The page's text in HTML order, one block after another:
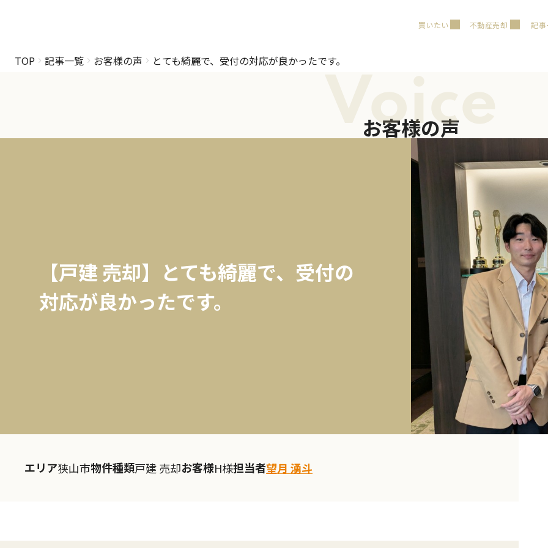
買いたい 不動産売却 記
TOP 記事一覧 お客様の声 とても綺麗で、受付の対応が良かったです。
Voice
お客様の声
【戸建 売却】とても綺麗で、受付の
対応が良かったです。
エリア狭山市物件種類戸建 売却お客様H様担当者望月 湧斗